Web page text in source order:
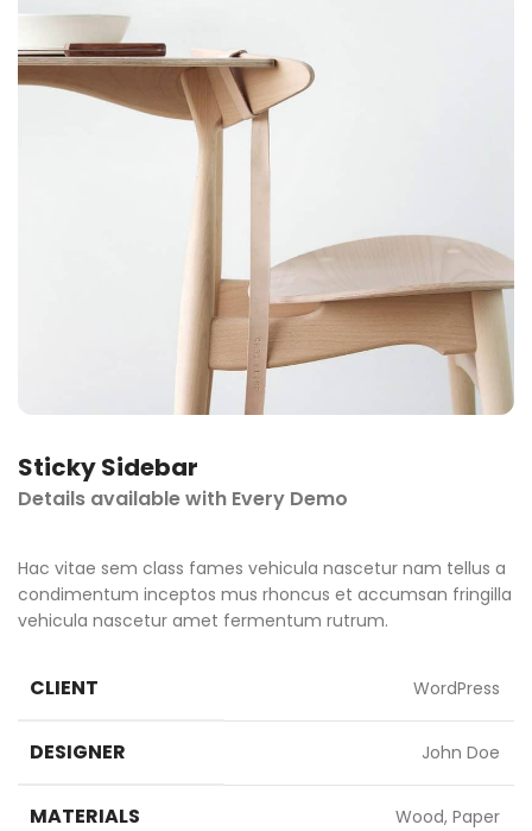
Sticky Sidebar
Details available with Every Demo
Hac vitae sem class fames vehicula nascetur nam tellus a
condimentum inceptos mus rhoncus et accumsan fringilla
vehicula nascetur amet fermentum rutrum.
CLIENT WordPress
DESIGNER John Doe
MATERIALS Wood, Paper